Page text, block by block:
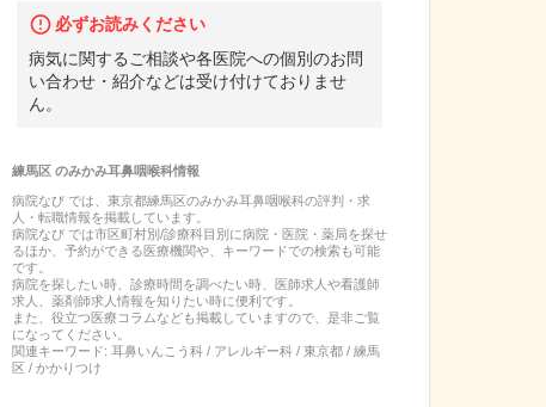
必ずお読みください
病気に関するご相談や各医院への個別のお問
い合わせ・紹介などは受け付けておりませ
ん。
練馬区のみかみ耳鼻咽喉科情報
病院なび では、 東京都練馬区のみかみ耳鼻咽喉科の評判・求
人・転職情報を掲載しています。
病院なび では市区町村別/診療科目別に病院・医院・薬局を探せ
るほか、予約ができる医療機関や、キーワードでの検索も可能
です。
病院を探したい時、診療時間を調べたい時、医師求人や看護師
求人、薬剤師求人情報を知りたい時に便利です。
また、役立つ医療コラムなども掲載していますので、是非ご覧
になってください。
関連キーワード: 耳鼻いんこう科 / アレルギー科 / 東京都 / 練馬
区 / かかりつけ